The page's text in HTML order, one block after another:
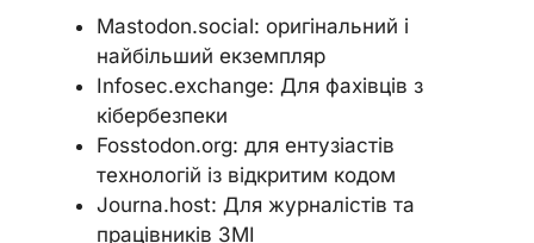
Mastodon.social: оригінальний і
найбільший екземпляр
Infosec.exchange: Для фахівців з
кібербезпеки
Fosstodon.org: для ентузіастів
технологій із відкритим кодом
Journa.host: Для журналістів та
працівників ЗМІ